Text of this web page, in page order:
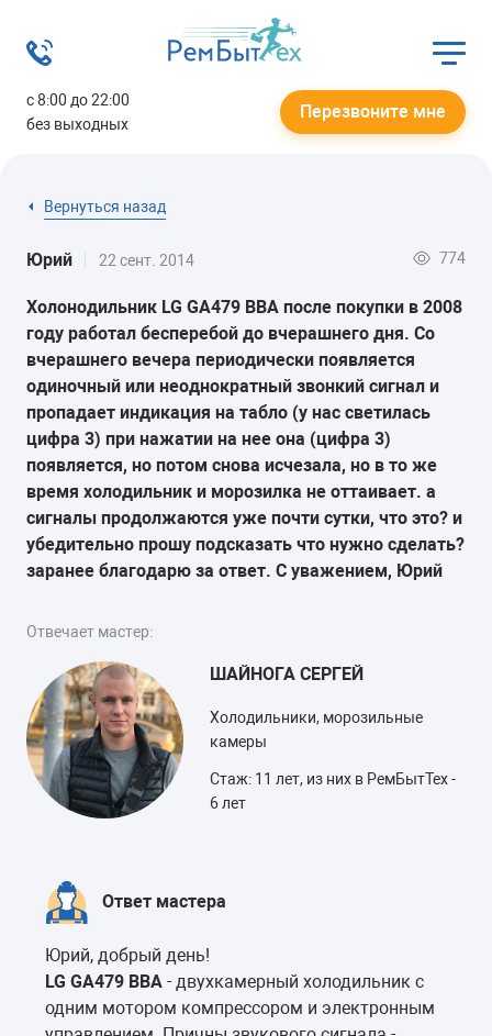
с 8:00 до 22:00
без выходных
Перезвоните мне
Вернуться назад
Юрий 22 сент. 2014 774
Холонодильник LG GA479 BBA после покупки в 2008
году работал бесперебой до вчерашнего дня. Со
вчерашнего вечера периодически появляется
одиночный или неоднократный звонкий сигнал и
пропадает индикация на табло (у нас светилась
цифра 3) при нажатии на нее она (цифра 3)
появляется, но потом снова исчезала, но в то же
время холодильник и морозилка не оттаивает. а
сигналы продолжаются уже почти сутки, что это? и
убедительно прошу подсказать что нужно сделать?
заранее благодарю за ответ. С уважением, Юрий
Отвечает мастер:
ШАЙНОГА СЕРГЕЙ
Холодильники, морозильные
камеры
Стаж: 11 лет, из них в РемБытТех -
6 лет
Ответ мастера
Юрий, добрый день!
LG GA479 BBA - двухкамерный холодильник с
одним мотором компрессором и электронным